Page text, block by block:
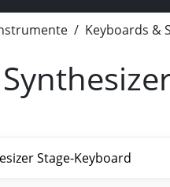
Keyboards &